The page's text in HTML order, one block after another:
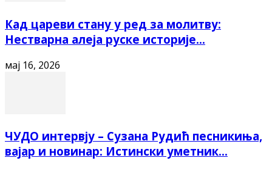
Кад цареви стану у ред за молитву:
Нестварна алеја руске историје...
мај 16, 2026
ЧУДО интервју – Сузана Рудић песникиња,
вајар и новинар: Истински уметник...